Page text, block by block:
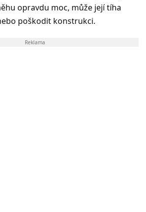
opravdu moc, může její tíha
poškodit konstrukci.
Reklama